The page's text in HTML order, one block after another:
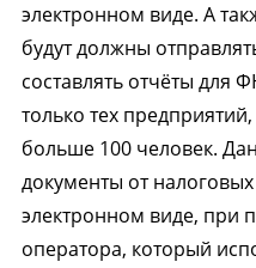
электронном виде. А
будут должны
составлять отчёты для
только тех
больше 100 человек.
документы от
электронном виде, при
оператора, который